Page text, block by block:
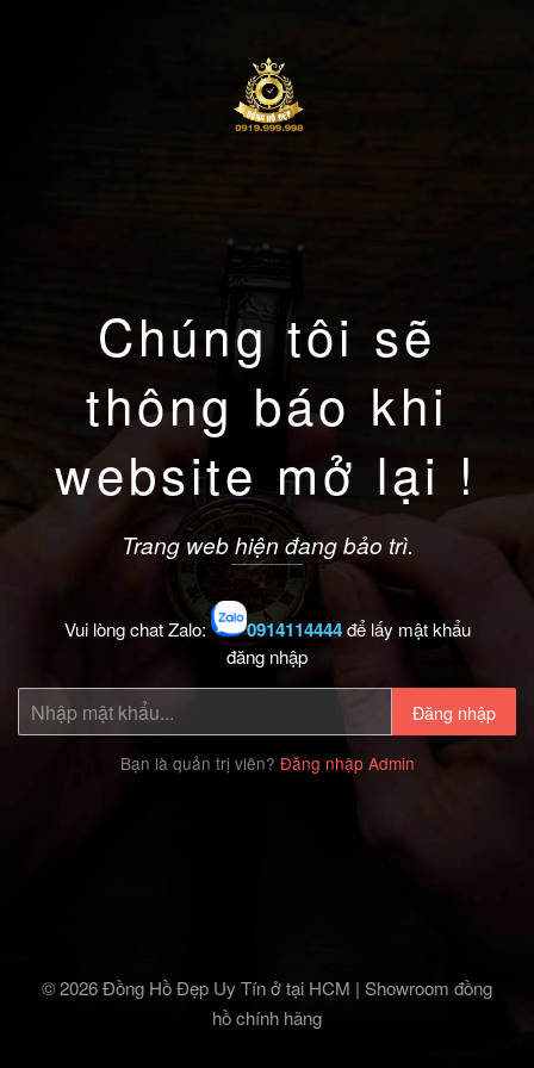
Chúng tôi sẽ
thông báo khi
website mở lại !
Trang web hiện đang bảo trì.
Vui lòng chat Zalo: 0914114444để lấy mật khẩu
đăng nhập
Đăng nhập
Bạn là quản trị viên? Đăng nhập Admin
© 2026 Đồng Hồ Đẹp Uy Tín ở tại HCM | Showroom đồng
hồ chính hãng‎